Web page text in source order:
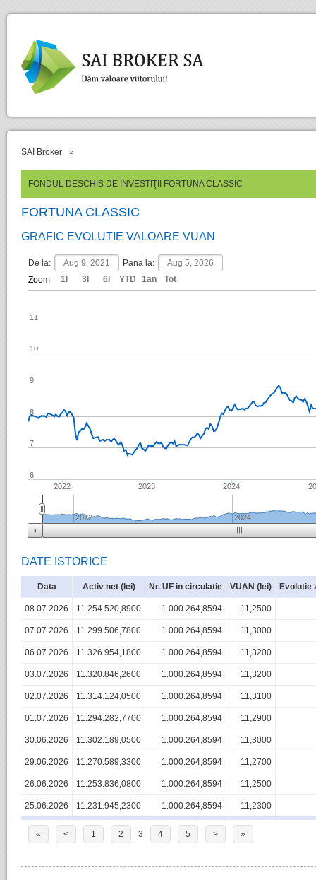
SAI Broker »
FONDUL DESCHIS DE INVESTIŢII FORTUNA CLASSIC
FORTUNA CLASSIC
GRAFIC EVOLUTIE VALOARE VUAN
De la:
Pana la:
Zoom
2022 2023 2024
6
7
8
9
10
11
2022 2024
1l 3l 6l YTD 1an Tot
DATE ISTORICE
Data Activ net (lei) Nr. UF in circulatie VUAN (lei) Evolutie
08.07.2026 11.254.520,8900 1.000.264,8594 11,2500
07.07.2026 11.299.506,7800 1.000.264,8594 11,3000
06.07.2026 11.326.954,1800 1.000.264,8594 11,3200
03.07.2026 11.320.846,2600 1.000.264,8594 11,3200
02.07.2026 11.314.124,0500 1.000.264,8594 11,3100
01.07.2026 11.294.282,7700 1.000.264,8594 11,2900
30.06.2026 11.302.189,0500 1.000.264,8594 11,3000
29.06.2026 11.270.589,3300 1.000.264,8594 11,2700
26.06.2026 11.253.836,0800 1.000.264,8594 11,2500
25.06.2026 11.231.945,2300 1.000.264,8594 11,2300
« < 1 2 3 4 5 > »